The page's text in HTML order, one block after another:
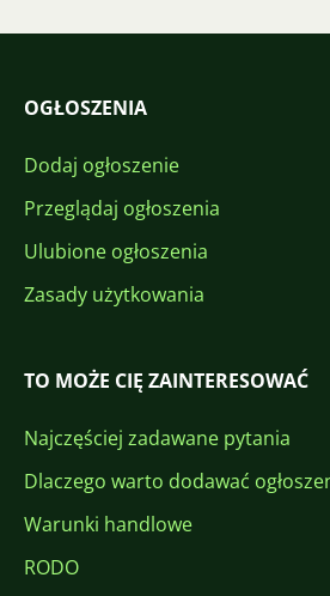
OGŁOSZENIA
Dodaj ogłoszenie
Przeglądaj ogłoszenia
Ulubione ogłoszenia
Zasady użytkowania
TO MOŻE CIĘ ZAINTERESOWAĆ
Najczęściej zadawane pytania
Dlaczego warto dodawać
Warunki handlowe
RODO